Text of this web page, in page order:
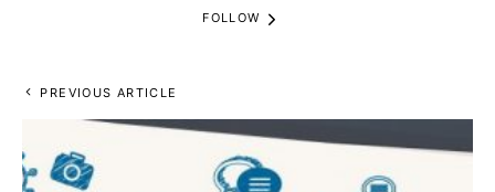
FOLLOW
PREVIOUS ARTICLE